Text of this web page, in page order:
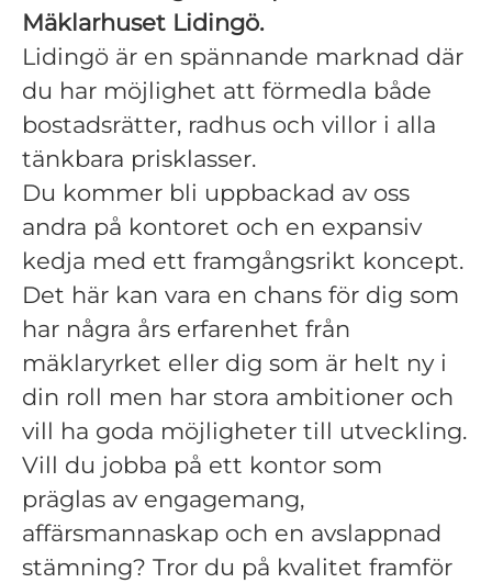
Mäklarhuset Lidingö.
Lidingö är en spännande marknad där
du har möjlighet att förmedla både
bostadsrätter, radhus och villor i alla
tänkbara prisklasser.
Du kommer bli uppbackad av oss
andra på kontoret och en expansiv
kedja med ett framgångsrikt koncept.
Det här kan vara en chans för dig som
har några års erfarenhet från
mäklaryrket eller dig som är helt ny i
din roll men har stora ambitioner och
vill ha goda möjligheter till utveckling.
Vill du jobba på ett kontor som
präglas av engagemang,
affärsmannaskap och en avslappnad
stämning? Tror du på kvalitet framför